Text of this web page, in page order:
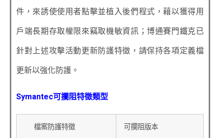
件，來誘使使用者點擊並植入後們程式，藉以獲得用
戶端長期存取權限來竊取機敏資訊；博通賽門鐵克已
針對上述攻擊活動更新防護特徵，請保持各項定義檔
更新以強化防護。
Symantec可攔阻特徵類型
檔案防護特徵 可攔阻版本